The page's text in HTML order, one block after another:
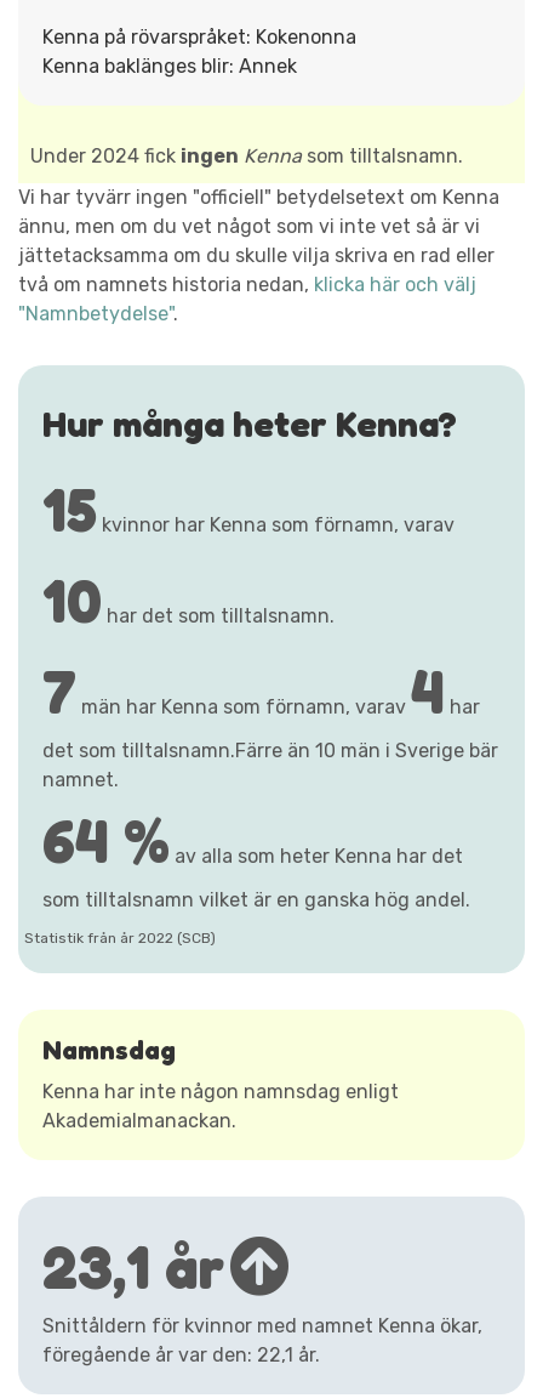
Kenna på rövarspråket: Kokenonna
Kenna baklänges blir: Annek
Under 2024 fick ingen Kennasom tilltalsnamn.
Vi har tyvärr ingen "officiell" betydelsetext om Kenna
ännu, men om du vet något som vi inte vet så är vi
jättetacksamma om du skulle vilja skriva en rad eller
två om namnets historia nedan, klicka här och välj
"Namnbetydelse".
Hur många heter Kenna?
15 kvinnor har Kenna som förnamn, varav
10 har det som tilltalsnamn.
7 män har Kenna som förnamn, varav 4 har
det som tilltalsnamn.Färre än 10 män i Sverige bär
namnet.
64 % av alla som heter Kenna har det
som tilltalsnamn vilket är en ganska hög andel.
Statistik från år 2022 (SCB)
Namnsdag
Kenna har inte någon namnsdag enligt
Akademialmanackan.
23,1 år
Snittåldern för kvinnor med namnet Kenna ökar,
föregående år var den: 22,1 år.